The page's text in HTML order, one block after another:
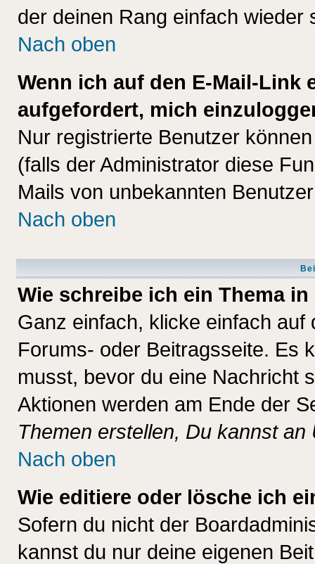
der deinen Rang einfach wieder
Nach oben
Wenn ich auf den E-Mail-Link
aufgefordert, mich
Nur registrierte Benutzer
(falls der Administrator diese
Mails von unbekannten
Nach oben
Wie schreibe ich ein Thema
Ganz einfach, klicke einfach
Forums- oder Beitragsseite. Es
musst, bevor du eine Nachricht
Aktionen werden am Ende der
Themen erstellen, Du kannst
Nach oben
Wie editiere oder lösche ich
Sofern du nicht der
kannst du nur deine eigenen